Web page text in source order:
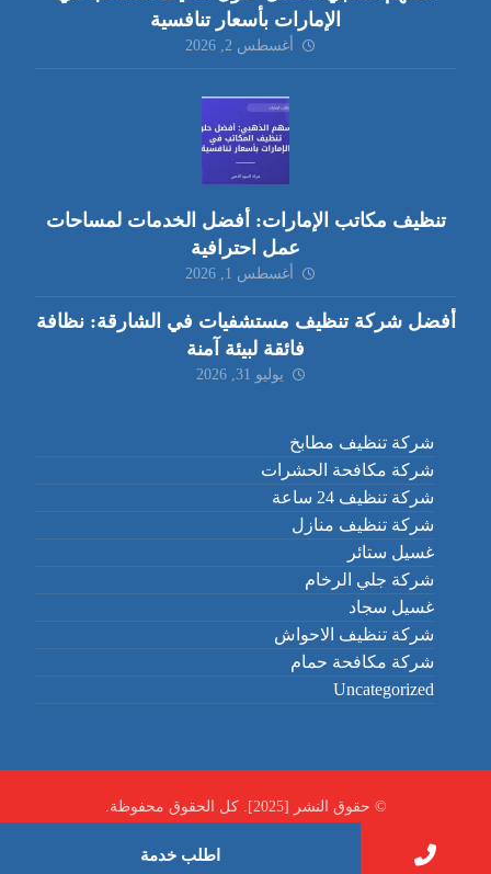
الإمارات بأسعار تنافسية
أغسطس 2, 2026
تنظيف مكاتب الإمارات: أفضل الخدمات لمساحات
عمل احترافية
أغسطس 1, 2026
أفضل شركة تنظيف مستشفيات في الشارقة: نظافة
فائقة لبيئة آمنة
يوليو 31, 2026
شركة تنظيف مطابخ
شركة مكافحة الحشرات
شركة تنظيف 24 ساعة
شركة تنظيف منازل
غسيل ستائر
شركة جلي الرخام
غسيل سجاد
شركة تنظيف الاحواش
شركة مكافحة حمام
Uncategorized
© حقوق النشر [2025]. كل الحقوق محفوظة.
اطلب خدمة